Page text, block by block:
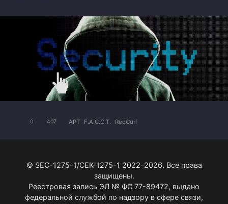
0 407 APT F.A.C.C.T. RedCurl
© SEC-1275-1/СЕК-1275-1 2022-2026. Все права
защищены.
Реестровая запись ЭЛ № ФС 77-89472, выдано
федеральной службой по надзору в сфере связи,